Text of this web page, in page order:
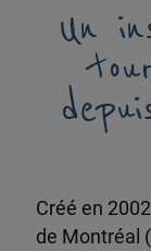
Un
Créé en
de Montréal